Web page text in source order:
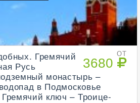
ОТ
3680
Гремячий
Русь
монастырь –
в Подмосковье
ключ – Троице-